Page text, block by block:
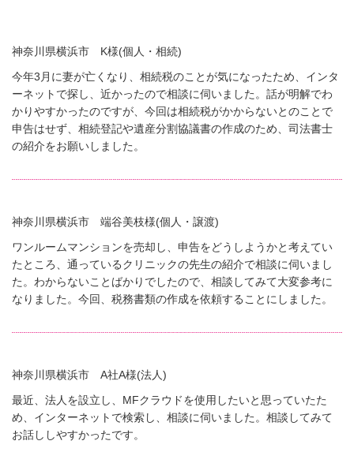
神奈川県横浜市 K様(個人・相続)
今年3月に妻が亡くなり、相続税のことが気になったため、インタ
ーネットで探し、近かったので相談に伺いました。話が明解でわ
かりやすかったのですが、今回は相続税がかからないとのことで
申告はせず、相続登記や遺産分割協議書の作成のため、司法書士
の紹介をお願いしました。
神奈川県横浜市 端谷美枝様(個人・譲渡)
ワンルームマンションを売却し、申告をどうしようかと考えてい
たところ、通っているクリニックの先生の紹介で相談に伺いまし
た。わからないことばかりでしたので、相談してみて大変参考に
なりました。今回、税務書類の作成を依頼することにしました。
神奈川県横浜市 A社A様(法人)
最近、法人を設立し、MFクラウドを使用したいと思っていたた
め、インターネットで検索し、相談に伺いました。相談してみて
お話ししやすかったです。